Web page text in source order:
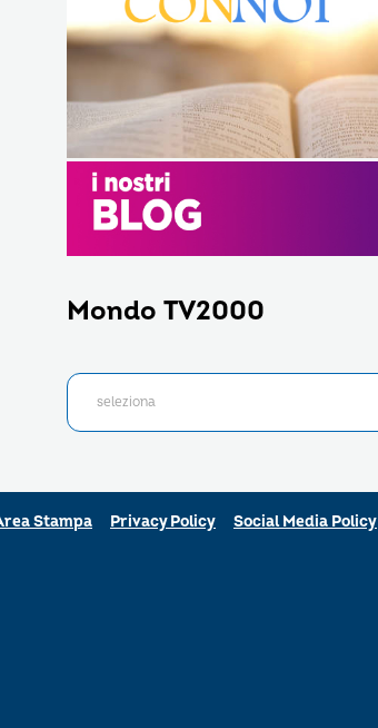
Mondo TV2000
Stampa Privacy Policy Social Media Policy